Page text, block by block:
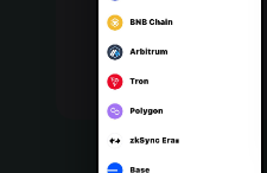
Português (Portugal)
Bahasa Indonesia